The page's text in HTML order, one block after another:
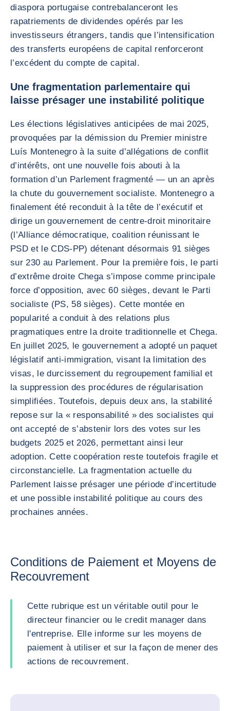
diaspora portugaise contrebalanceront les
rapatriements de dividendes opérés par les
investisseurs étrangers, tandis que l’intensification
des transferts européens de capital renforceront
l’excédent du compte de capital.
Une fragmentation parlementaire qui
laisse présager une instabilité politique
Les élections législatives anticipées de mai 2025,
provoquées par la démission du Premier ministre
Luís Montenegro à la suite d’allégations de conflit
d’intérêts, ont une nouvelle fois abouti à la
formation d’un Parlement fragmenté — un an après
la chute du gouvernement socialiste. Montenegro a
finalement été reconduit à la tête de l’exécutif et
dirige un gouvernement de centre-droit minoritaire
(l’Alliance démocratique, coalition réunissant le
PSD et le CDS-PP) détenant désormais 91 sièges
sur 230 au Parlement. Pour la première fois, le parti
d’extrême droite Chega s’impose comme principale
force d’opposition, avec 60 sièges, devant le Parti
socialiste (PS, 58 sièges). Cette montée en
popularité a conduit à des relations plus
pragmatiques entre la droite traditionnelle et Chega.
En juillet 2025, le gouvernement a adopté un paquet
législatif anti-immigration, visant la limitation des
visas, le durcissement du regroupement familial et
la suppression des procédures de régularisation
simplifiées. Toutefois, depuis deux ans, la stabilité
repose sur la « responsabilité » des socialistes qui
ont accepté de s’abstenir lors des votes sur les
budgets 2025 et 2026, permettant ainsi leur
adoption. Cette coopération reste toutefois fragile et
circonstancielle. La fragmentation actuelle du
Parlement laisse présager une période d’incertitude
et une possible instabilité politique au cours des
prochaines années.
Conditions de Paiement et Moyens de
Recouvrement
Cette rubrique est un véritable outil pour le
directeur financier ou le credit manager dans
l'entreprise. Elle informe sur les moyens de
paiement à utiliser et sur la façon de mener des
actions de recouvrement.